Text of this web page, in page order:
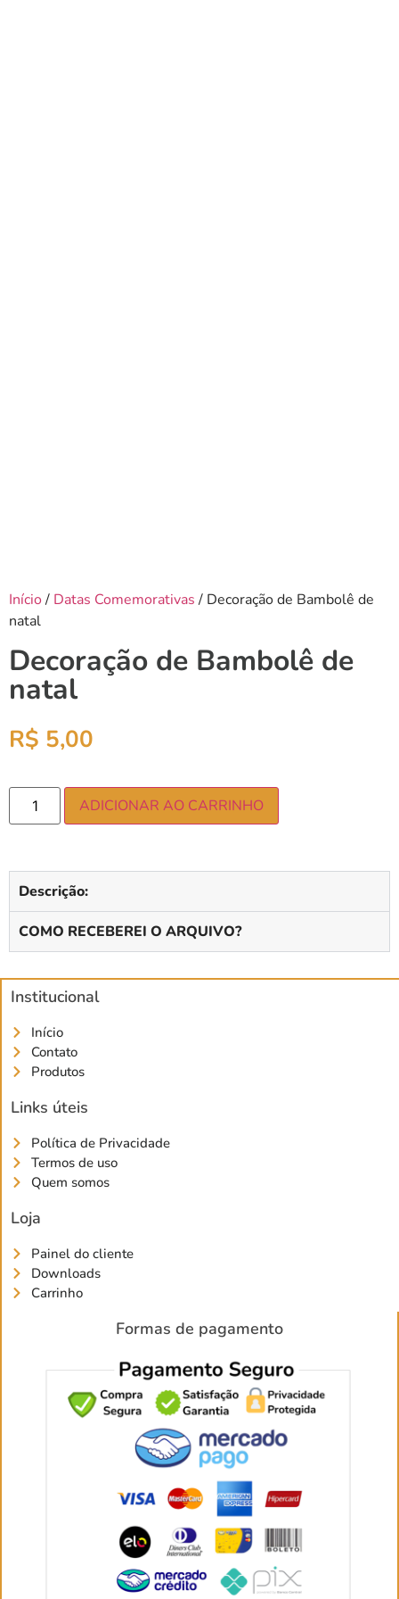
Início/ Datas Comemorativas / Decoração de Bambolê de
natal
Decoração de Bambolê de
natal
R$ 5,00
ADICIONAR AO CARRINHO
Descrição:
COMO RECEBEREI O ARQUIVO?
Institucional
Início
Contato
Produtos
Links úteis
Política de Privacidade
Termos de uso
Quem somos
Loja
Painel do cliente
Downloads
Carrinho
Formas de pagamento